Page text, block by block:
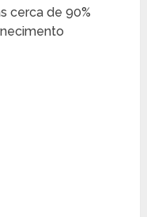
cerca de 90%